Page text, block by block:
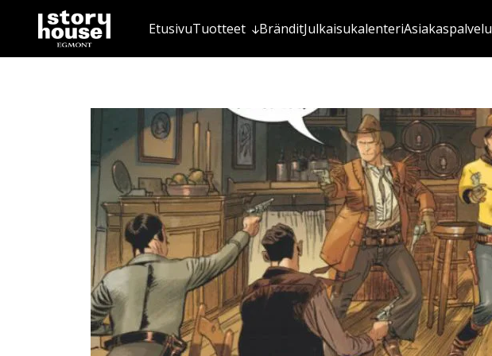
EtusivuTuotteet BränditJulkaisukalenteriAsiakaspalvelu